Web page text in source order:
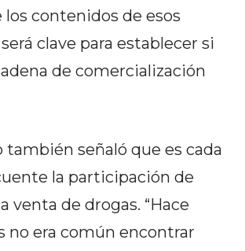
los contenidos de esos
clave para establecer si
de comercialización
también señaló que es cada
la participación de
venta de drogas. “Hace
no era común encontrar